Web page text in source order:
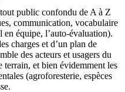
public confondu de A à Z
communication, vocabulaire
équipe, l’auto-évaluation).
charges et d’un plan de
des acteurs et usagers du
terrain, et bien évidemment les
(agroforesterie, espèces